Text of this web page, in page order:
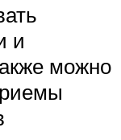
и
можно